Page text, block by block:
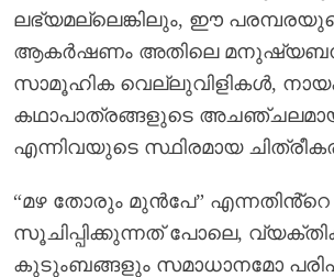
ലഭ്യമല്ലെങ്കിലും, ഈ
ആകർഷണം അതിലെ
സാമൂഹിക വെല്ലുവിളികൾ,
കഥാപാത്രങ്ങളുടെ
എന്നിവയുടെ സ്ഥിരമായ
“മഴ തോരും മുൻപേ” എന്നതിൻ്റെ
സൂചിപ്പിക്കുന്നത് പോലെ,
കുടുംബങ്ങളും സമാധാനമോ